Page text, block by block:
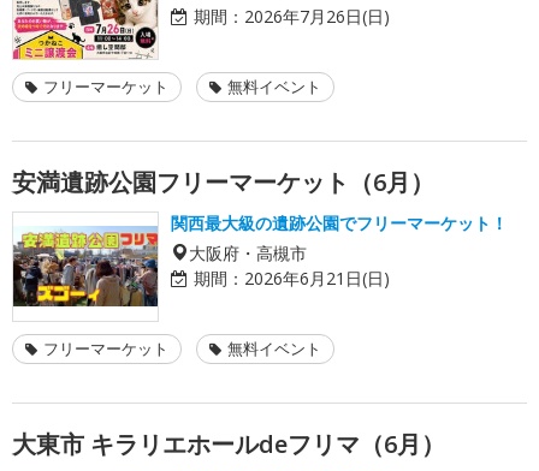
期間： 2026年7月26日(日)
フリーマーケット 無料イベント
安満遺跡公園フリーマーケット（6月）
関西最大級の遺跡公園でフリーマーケット！
大阪府・高槻市
期間： 2026年6月21日(日)
フリーマーケット 無料イベント
大東市 キラリエホールdeフリマ（6月）